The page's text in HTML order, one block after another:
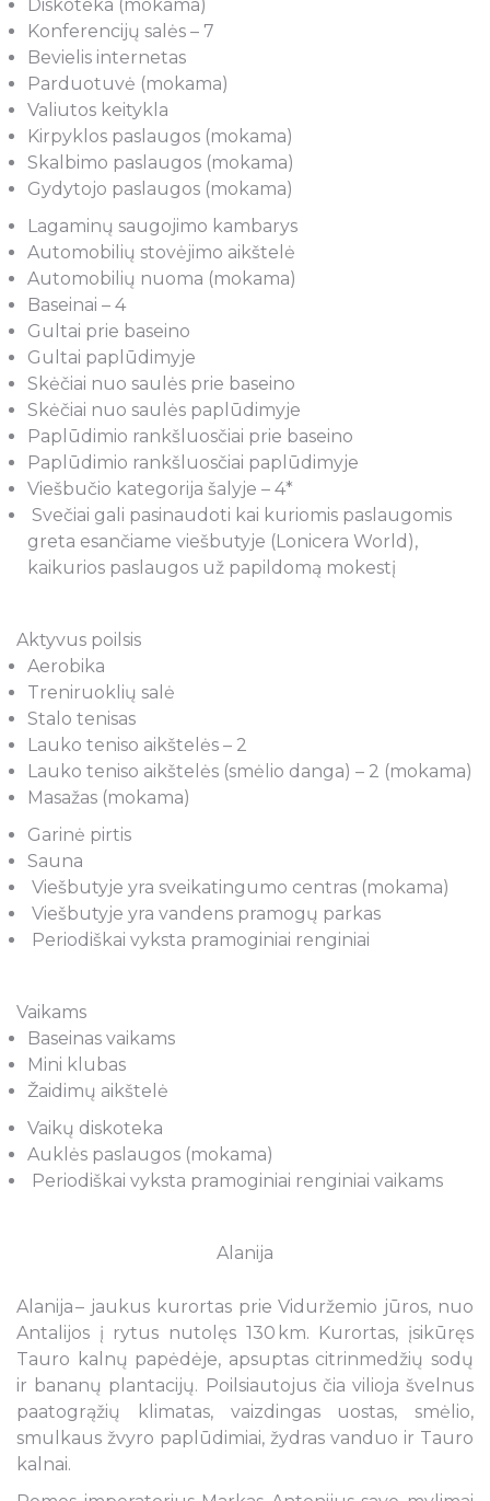
Diskoteka (mokama)
Konferencijų salės – 7
Bevielis internetas
Parduotuvė (mokama)
Valiutos keitykla
Kirpyklos paslaugos (mokama)
Skalbimo paslaugos (mokama)
Gydytojo paslaugos (mokama)
Lagaminų saugojimo kambarys
Automobilių stovėjimo aikštelė
Automobilių nuoma (mokama)
Baseinai – 4
Gultai prie baseino
Gultai paplūdimyje
Skėčiai nuo saulės prie baseino
Skėčiai nuo saulės paplūdimyje
Paplūdimio rankšluosčiai prie baseino
Paplūdimio rankšluosčiai paplūdimyje
Viešbučio kategorija šalyje – 4*
Svečiai gali pasinaudoti kai kuriomis paslaugomis
greta esančiame viešbutyje (Lonicera World),
kaikurios paslaugos už papildomą mokestį
Aktyvus poilsis
Aerobika
Treniruoklių salė
Stalo tenisas
Lauko teniso aikštelės – 2
Lauko teniso aikštelės (smėlio danga) – 2 (mokama)
Masažas (mokama)
Garinė pirtis
Sauna
Viešbutyje yra sveikatingumo centras (mokama)
Viešbutyje yra vandens pramogų parkas
Periodiškai vyksta pramoginiai renginiai
Vaikams
Baseinas vaikams
Mini klubas
Žaidimų aikštelė
Vaikų diskoteka
Auklės paslaugos (mokama)
Periodiškai vyksta pramoginiai renginiai vaikams
Alanija
Alanija – jaukus kurortas prie Viduržemio jūros, nuo
Antalijos į rytus nutolęs 130 km. Kurortas, įsikūręs
Tauro kalnų papėdėje, apsuptas citrinmedžių sodų
ir bananų plantacijų. Poilsiautojus čia vilioja švelnus
paatogrąžių klimatas, vaizdingas uostas, smėlio,
smulkaus žvyro paplūdimiai, žydras vanduo ir Tauro
kalnai.